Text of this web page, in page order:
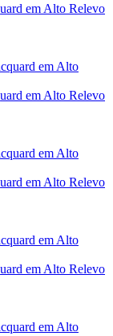
em Alto Relevo
em Alto Relevo
em Alto Relevo
em Alto Relevo